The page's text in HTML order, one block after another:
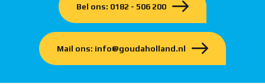
Bel ons: 0182 - 506 200
Mail ons: info@goudaholland.nl